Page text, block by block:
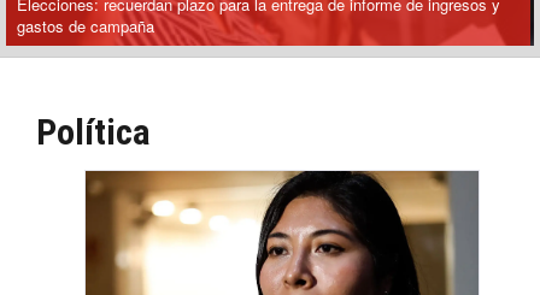
gastos de campaña
Política